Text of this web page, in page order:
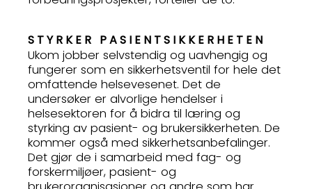
STYRKER PASIENTSIKKERHETEN
Ukom jobber selvstendig og uavhengig og
fungerer som en sikkerhetsventil for hele det
omfattende helsevesenet. Det de
undersøker er alvorlige hendelser i
helsesektoren for å bidra til læring og
styrking av pasient- og brukersikkerheten. De
kommer også med sikkerhetsanbefalinger.
Det gjør de i samarbeid med fag- og
forskermiljøer, pasient- og